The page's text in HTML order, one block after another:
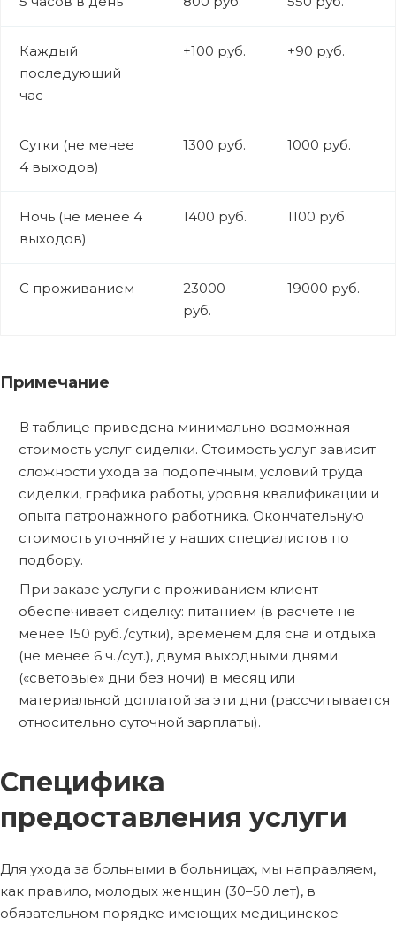
Каждый
последующий
час
+100 руб. +90 руб.
Сутки (не менее
4 выходов)
1300 руб. 1000 руб.
Ночь (не менее 4
выходов)
1400 руб. 1100 руб.
С проживанием
23000
руб.
19000 руб.
Примечание
В таблице приведена минимально возможная
стоимость услуг сиделки. Стоимость услуг зависит
сложности ухода за подопечным, условий труда
сиделки, графика работы, уровня квалификации и
опыта патронажного работника. Окончательную
стоимость уточняйте у наших специалистов по
подбору.
При заказе услуги с проживанием клиент
обеспечивает сиделку: питанием (в расчете не
менее 150 руб./сутки), временем для сна и отдыха
(не менее 6 ч./сут.), двумя выходными днями
(«световые» дни без ночи) в месяц или
материальной доплатой за эти дни (рассчитывается
относительно суточной зарплаты).
Специфика
предоставления услуги
Для ухода за больными в больницах, мы направляем,
как правило, молодых женщин (30–50 лет), в
обязательном порядке имеющих медицинское